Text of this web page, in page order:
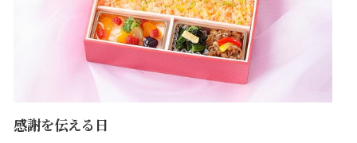
感謝を伝える日